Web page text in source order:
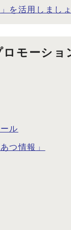
を活用しましょ
モーショ
ル
つ情報」